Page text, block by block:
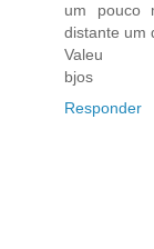
um pouco
distante um
Valeu
bjos
Responder